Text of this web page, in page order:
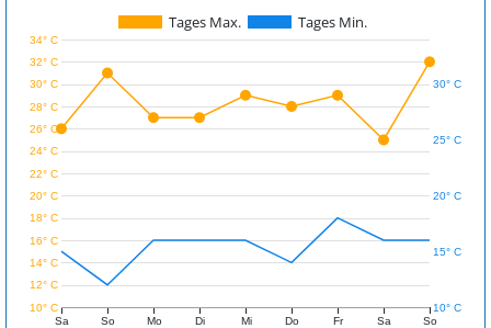
Tages Max. Tages Min.
Sa So Mo Di Mi Do Fr Sa So
10° C
12° C
14° C
16° C
18° C
20° C
22° C
24° C
26° C
28° C
30° C
32° C
34° C
10° C
15° C
20° C
25° C
30° C